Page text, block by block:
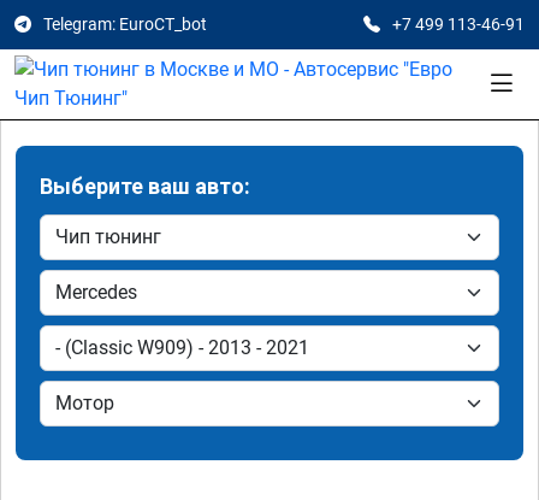
Telegram: EuroCT_bot +7 499 113-46-91
Выберите ваш авто: